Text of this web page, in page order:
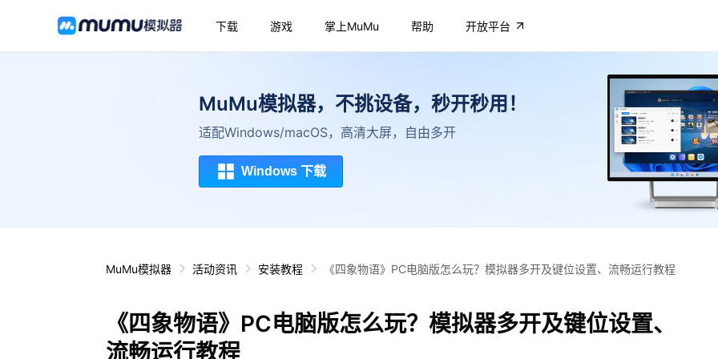
下载 游戏 掌上MuMu 帮助 开放平台
MuMu模拟器，不挑设备，秒开秒用！
适配Windows/macOS，高清大屏，自由多开
Windows 下载
MuMu模拟器 活动资讯 安装教程 《四象物语》PC电脑版怎么玩？模拟器多开及键位设置、流畅运行教程
《四象物语》PC电脑版怎么玩？模拟器多开及键位设置、
流畅运行教程